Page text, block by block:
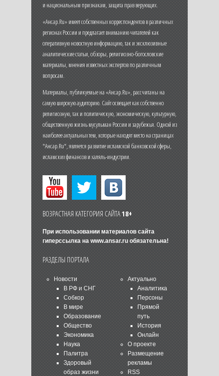
и национальным признакам, защита прав верующих.
«Ансар.Ru» имеет собственных корреспондентов в различных
регионах России и предлагает вниманию читателей как
оперативную новостную информацию, так и эксклюзивные
аналитические статьи, обзоры, религиозно-богословские
материалы, мнения известных экспертов по различным
вопросам.
Материалы, публикуемые на «Ансар.Ru», рассчитаны на
самую широкую аудиторию. Сайт освещает как собственно
религиозную, так и политическую, экономическую, культурную,
общественную жизнь мусульман России и зарубежья. Одной из
наиболее актуальных тем, которые находят место на страницах
"Ансар.Ru", является развитие исламской банковской сферы,
исламских финансов и халяль-индустрии.
ВОЗРАСТНАЯ КАТЕГОРИЯ САЙТА18+
При использовании материалов сайта
гиперссылка на www.ansar.ruобязательна!
РАЗДЕЛЫ ПОРТАЛА
Новости
В РФ и СНГ
Собкор
В мире
Образование
Общество
Экономика
Наука
Палитра
Здоровый
образ жизни
Актуально
Аналитика
Персоны
Прямой
путь
История
Онлайн
О проекте
Размещение
рекламы
RSS